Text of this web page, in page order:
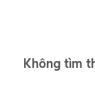
Không tìm